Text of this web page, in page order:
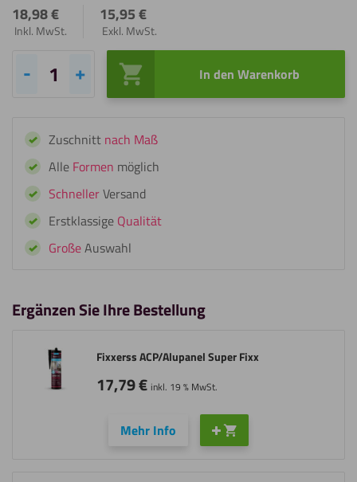
18,98€
Inkl. MwSt.
15,95€
Exkl. MwSt.
Fixxerss
Fixx
Spiegelkleber
In den Warenkorb
Zuschnitt nach Maß
Alle Formen möglich
SchnellerVersand
Erstklassige Qualität
GroßeAuswahl
Ergänzen Sie Ihre Bestellung
Mehr Info
Fixxerss ACP/Alupanel Super Fixx
17,79€ inkl. 19 % MwSt.